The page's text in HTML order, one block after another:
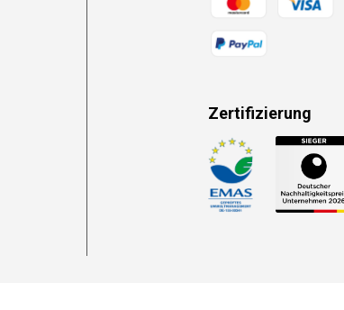
Zertifizierung
Zahlungsmethoden